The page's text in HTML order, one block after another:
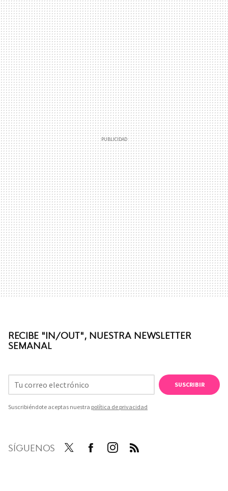
RECIBE "IN/OUT", NUESTRA NEWSLETTER
SEMANAL
SUSCRIBIR
Suscribiéndote aceptas nuestra política de privacidad
SÍGUENOS